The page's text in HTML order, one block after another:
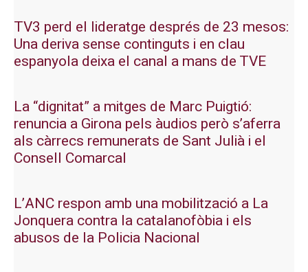
TV3 perd el lideratge després de 23 mesos:
Una deriva sense continguts i en clau
espanyola deixa el canal a mans de TVE
La “dignitat” a mitges de Marc Puigtió:
renuncia a Girona pels àudios però s’aferra
als càrrecs remunerats de Sant Julià i el
Consell Comarcal
L’ANC respon amb una mobilització a La
Jonquera contra la catalanofòbia i els
abusos de la Policia Nacional